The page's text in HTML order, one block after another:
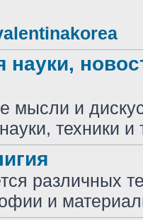
науки,
мысли и
техники и
различных
и